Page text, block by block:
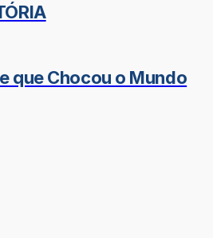
que Chocou o Mundo